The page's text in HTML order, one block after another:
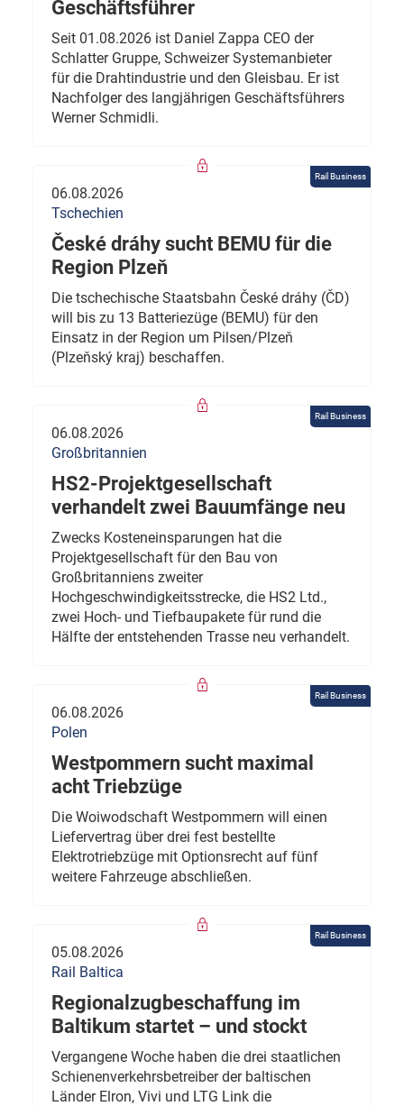
Geschäftsführer
Seit 01.08.2026 ist Daniel Zappa CEO der
Schlatter Gruppe, Schweizer Systemanbieter
für die Drahtindustrie und den Gleisbau. Er ist
Nachfolger des langjährigen Geschäftsführers
Werner Schmidli.
Rail Business
06.08.2026
Tschechien
České dráhy sucht BEMU für die
Region Plzeň
Die tschechische Staatsbahn České dráhy (ČD)
will bis zu 13 Batteriezüge (BEMU) für den
Einsatz in der Region um Pilsen/Plzeň
(Plzeňský kraj) beschaffen.
Rail Business
06.08.2026
Großbritannien
HS2-Projektgesellschaft
verhandelt zwei Bauumfänge neu
Zwecks Kosteneinsparungen hat die
Projektgesellschaft für den Bau von
Großbritanniens zweiter
Hochgeschwindigkeitsstrecke, die HS2 Ltd.,
zwei Hoch- und Tiefbaupakete für rund die
Hälfte der entstehenden Trasse neu verhandelt.
Rail Business
06.08.2026
Polen
Westpommern sucht maximal
acht Triebzüge
Die Woiwodschaft Westpommern will einen
Liefervertrag über drei fest bestellte
Elektrotriebzüge mit Optionsrecht auf fünf
weitere Fahrzeuge abschließen.
Rail Business
05.08.2026
Rail Baltica
Regionalzugbeschaffung im
Baltikum startet – und stockt
Vergangene Woche haben die drei staatlichen
Schienenverkehrsbetreiber der baltischen
Länder Elron, Vivi und LTG Link die